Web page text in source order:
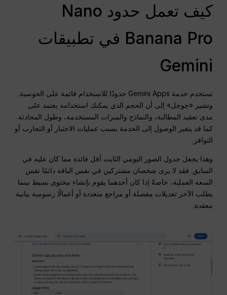
كيف تعمل حدود Nano
Banana Pro في تطبيقات
Gemini
تستخدم خدمة Gemini Apps حدودًا للاستخدام قائمة على الحوسبة.
وتشير «جوجل» إلى أن الحجم الذي يمكنك استخدامه يعتمد على
مدى تعقيد المطالبة، والنماذج والميزات المستخدمة، وطول المحادثة.
كما قد يتغير الوصول إلى الخدمة بسبب عمليات الاختبار أو التجارب أو
التوافر.
وهذا يجعل جدول الصور اليومي الثابت أقل فائدة مما كان عليه في
السابق. فقد لا يرى شخصان مشتركين في نفس الباقة دائمًا نفس
السعة العملية، خاصةً إذا كان أحدهما يقوم بإنشاء محتوى بسيط بينما
يطلب الآخر تعديلات مفصلة أو مراجع متعددة أو أعمالًا رسومية بيانية
معقدة.